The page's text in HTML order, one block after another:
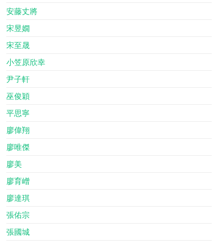
安藤丈將
宋昱嫺
宋至晟
小笠原欣幸
尹子軒
巫俊穎
平思寧
廖偉翔
廖唯傑
廖美
廖育嶒
廖達琪
張佑宗
張國城